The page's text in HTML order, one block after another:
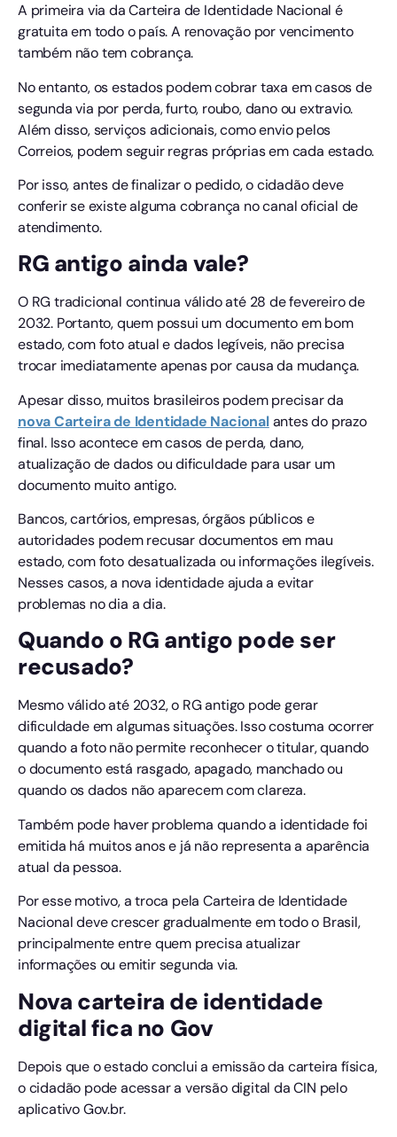
A primeira via da Carteira de Identidade Nacional é
gratuita em todo o país. A renovação por vencimento
também não tem cobrança.
No entanto, os estados podem cobrar taxa em casos de
segunda via por perda, furto, roubo, dano ou extravio.
Além disso, serviços adicionais, como envio pelos
Correios, podem seguir regras próprias em cada estado.
Por isso, antes de finalizar o pedido, o cidadão deve
conferir se existe alguma cobrança no canal oficial de
atendimento.
RG antigo ainda vale?
O RG tradicional continua válido até 28 de fevereiro de
2032. Portanto, quem possui um documento em bom
estado, com foto atual e dados legíveis, não precisa
trocar imediatamente apenas por causa da mudança.
Apesar disso, muitos brasileiros podem precisar da
nova Carteira de Identidade Nacionalantes do prazo
final. Isso acontece em casos de perda, dano,
atualização de dados ou dificuldade para usar um
documento muito antigo.
Bancos, cartórios, empresas, órgãos públicos e
autoridades podem recusar documentos em mau
estado, com foto desatualizada ou informações ilegíveis.
Nesses casos, a nova identidade ajuda a evitar
problemas no dia a dia.
Quando o RG antigo pode ser
recusado?
Mesmo válido até 2032, o RG antigo pode gerar
dificuldade em algumas situações. Isso costuma ocorrer
quando a foto não permite reconhecer o titular, quando
o documento está rasgado, apagado, manchado ou
quando os dados não aparecem com clareza.
Também pode haver problema quando a identidade foi
emitida há muitos anos e já não representa a aparência
atual da pessoa.
Por esse motivo, a troca pela Carteira de Identidade
Nacional deve crescer gradualmente em todo o Brasil,
principalmente entre quem precisa atualizar
informações ou emitir segunda via.
Nova carteira de identidade
digital fica no Gov
Depois que o estado conclui a emissão da carteira física,
o cidadão pode acessar a versão digital da CIN pelo
aplicativo Gov.br.